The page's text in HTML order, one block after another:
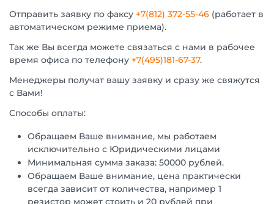
Отправить заявку по факсу +7(812) 372-55-46 (работает в
автоматическом режиме приема).
Так же Вы всегда можете связаться с нами в рабочее
время офиса по телефону +7(495)181-67-37.
Менеджеры получат вашу заявку и сразу же свяжутся
с Вами!
Способы оплаты:
Обращаем Ваше внимание, мы работаем
исключительно с Юридическими лицами
Минимальная сумма заказа: 50000 рублей.
Обращаем Ваше внимание, цена практически
всегда зависит от количества, например 1
резистор может стоить и 20 рублей при